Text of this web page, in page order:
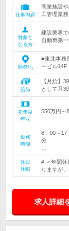
仕事内容
商業施設
工管理業
対象と
なる方
建設業界
自動車第
勤務地
■東北事務
ービル
給与
【月給】
として月
初年度
年収
550万円～
勤務
時間
8：00～17
休日
休暇
# ＜年間
りますが
求人詳細